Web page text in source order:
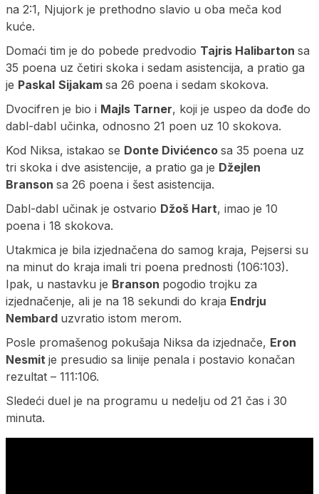
na 2:1, Njujork je prethodno slavio u oba meča kod
kuće.
Domaći tim je do pobede predvodio Tajris Halibarton sa
35 poena uz četiri skoka i sedam asistencija, a pratio ga
je Paskal Sijakam sa 26 poena i sedam skokova.
Dvocifren je bio i Majls Tarner, koji je uspeo da dođe do
dabl-dabl učinka, odnosno 21 poen uz 10 skokova.
Kod Niksa, istakao se Donte Divićenco sa 35 poena uz
tri skoka i dve asistencije, a pratio ga je Džejlen
Branson sa 26 poena i šest asistencija.
Dabl-dabl učinak je ostvario Džoš Hart, imao je 10
poena i 18 skokova.
Utakmica je bila izjednačena do samog kraja, Pejsersi su
na minut do kraja imali tri poena prednosti (106:103).
Ipak, u nastavku je Branson pogodio trojku za
izjednačenje, ali je na 18 sekundi do kraja Endrju
Nembard uzvratio istom merom.
Posle promašenog pokušaja Niksa da izjednače, Eron
Nesmit je presudio sa linije penala i postavio konačan
rezultat – 111:106.
Sledeći duel je na programu u nedelju od 21 čas i 30
minuta.